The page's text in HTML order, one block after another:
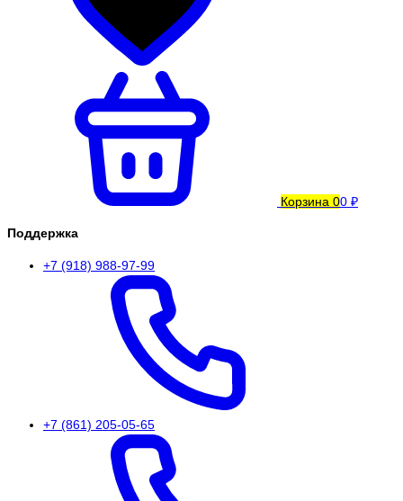
Корзина 00 ₽
Поддержка
+7 (918) 988-97-99
+7 (861) 205-05-65